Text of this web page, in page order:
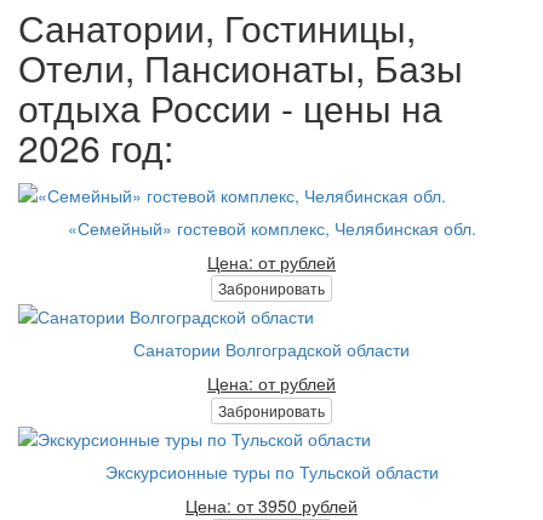
Санатории, Гостиницы,
Отели, Пансионаты, Базы
отдыха России - цены на
2026 год:
«Семейный» гостевой комплекс, Челябинская обл.
Цена: от рублей
Забронировать
Санатории Волгоградской области
Цена: от рублей
Забронировать
Экскурсионные туры по Тульской области
Цена: от 3950 рублей